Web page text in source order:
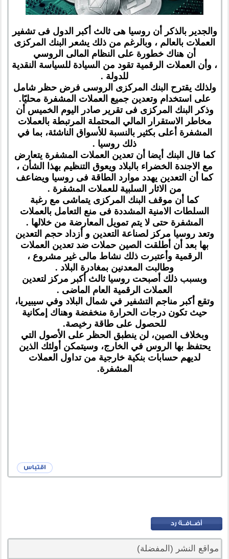
والجدير بالذكر أن روسيا هى ثالث أكبر الدول فى تشفير
العملات بالعالم ، وبالرغم من ذلك يشعر البنك المركزى
أن هناك خطورة على النظام المالى الروسي
، وأن العملات الرقمية تقود من السيادة للسياسة النقدية
للدولة .
ولذلك يقترح البنك المركزى الروسى فرض حظر شامل
على استخدام وتعدين جميع العملات المشفرة محليًا.
وذكر البنك المركزى فى تقرير صادر اليوم الخميس أن
مخاطر الاستقرار المالي المحتملة المرتبطة بالعملات
المشفرة أعلى بكثير بالنسبة للأسواق الناشئة، بما في
ذلك روسيا .
كما قال البنك أيضا أن تعدين العملات المشفرة يتعارض
مع الاجندة الخضراء بالبلاد ويعوق التنظيم بهذا الشأن ،
كما أن التعدين يهدد موارد الطاقة فى روسيا ويضاعف
من الاثار السلبية للعملات المشفرة .
كما أن موقف البنك المركزى يتماشى مع رغبة
السلطات الامنية المشددة فى منع التعامل بالعملات
المشفرة حتى لا يتم تمويل المعارضة من خلالها .
وتعد روسيا مركز لصناعة التعدين و أزداد حجم التعدين
بها بعد أن أطلقت الصين حملات ضد تعدين العملات
الرقمية وأعتبرت ذلك نشاط مالى غير مشروع ،
وطالبت المعدنين بمغادرة البلاد .
وبسبب ذلك أصبحت روسيا ثالث أكبر مركز لتعدين
العملات الرقمية العام الماضى .
وتقع أكبر مناجم التشفير في شمال البلاد وفي سيبيريا،
حيث تكون درجات الحرارة منخفضة وهناك إمكانية
للحصول على طاقة رخيصة.
وبخلاف الصين، لن ينطبق الحظر على الأصول التي
يحتفظ بها الروس في الخارج، وسيتمكن أولئك الذين
لديهم حسابات بنكية خارجية من تداول العملات
المشفرة.
مواقع النشر (المفضلة)